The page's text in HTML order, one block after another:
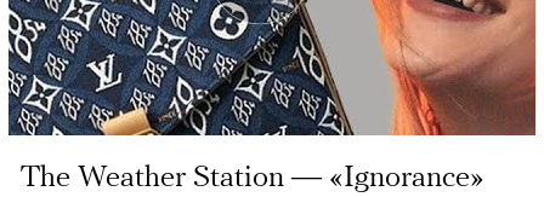
The Weather Station — «Ignorance»